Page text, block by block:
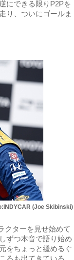
にできる限りP2Pを
り、ついにゴールま
(Joe Skibinski)
クターを見せ始めて
ずつ本音で語り始め
をちょっと緩めるぐ